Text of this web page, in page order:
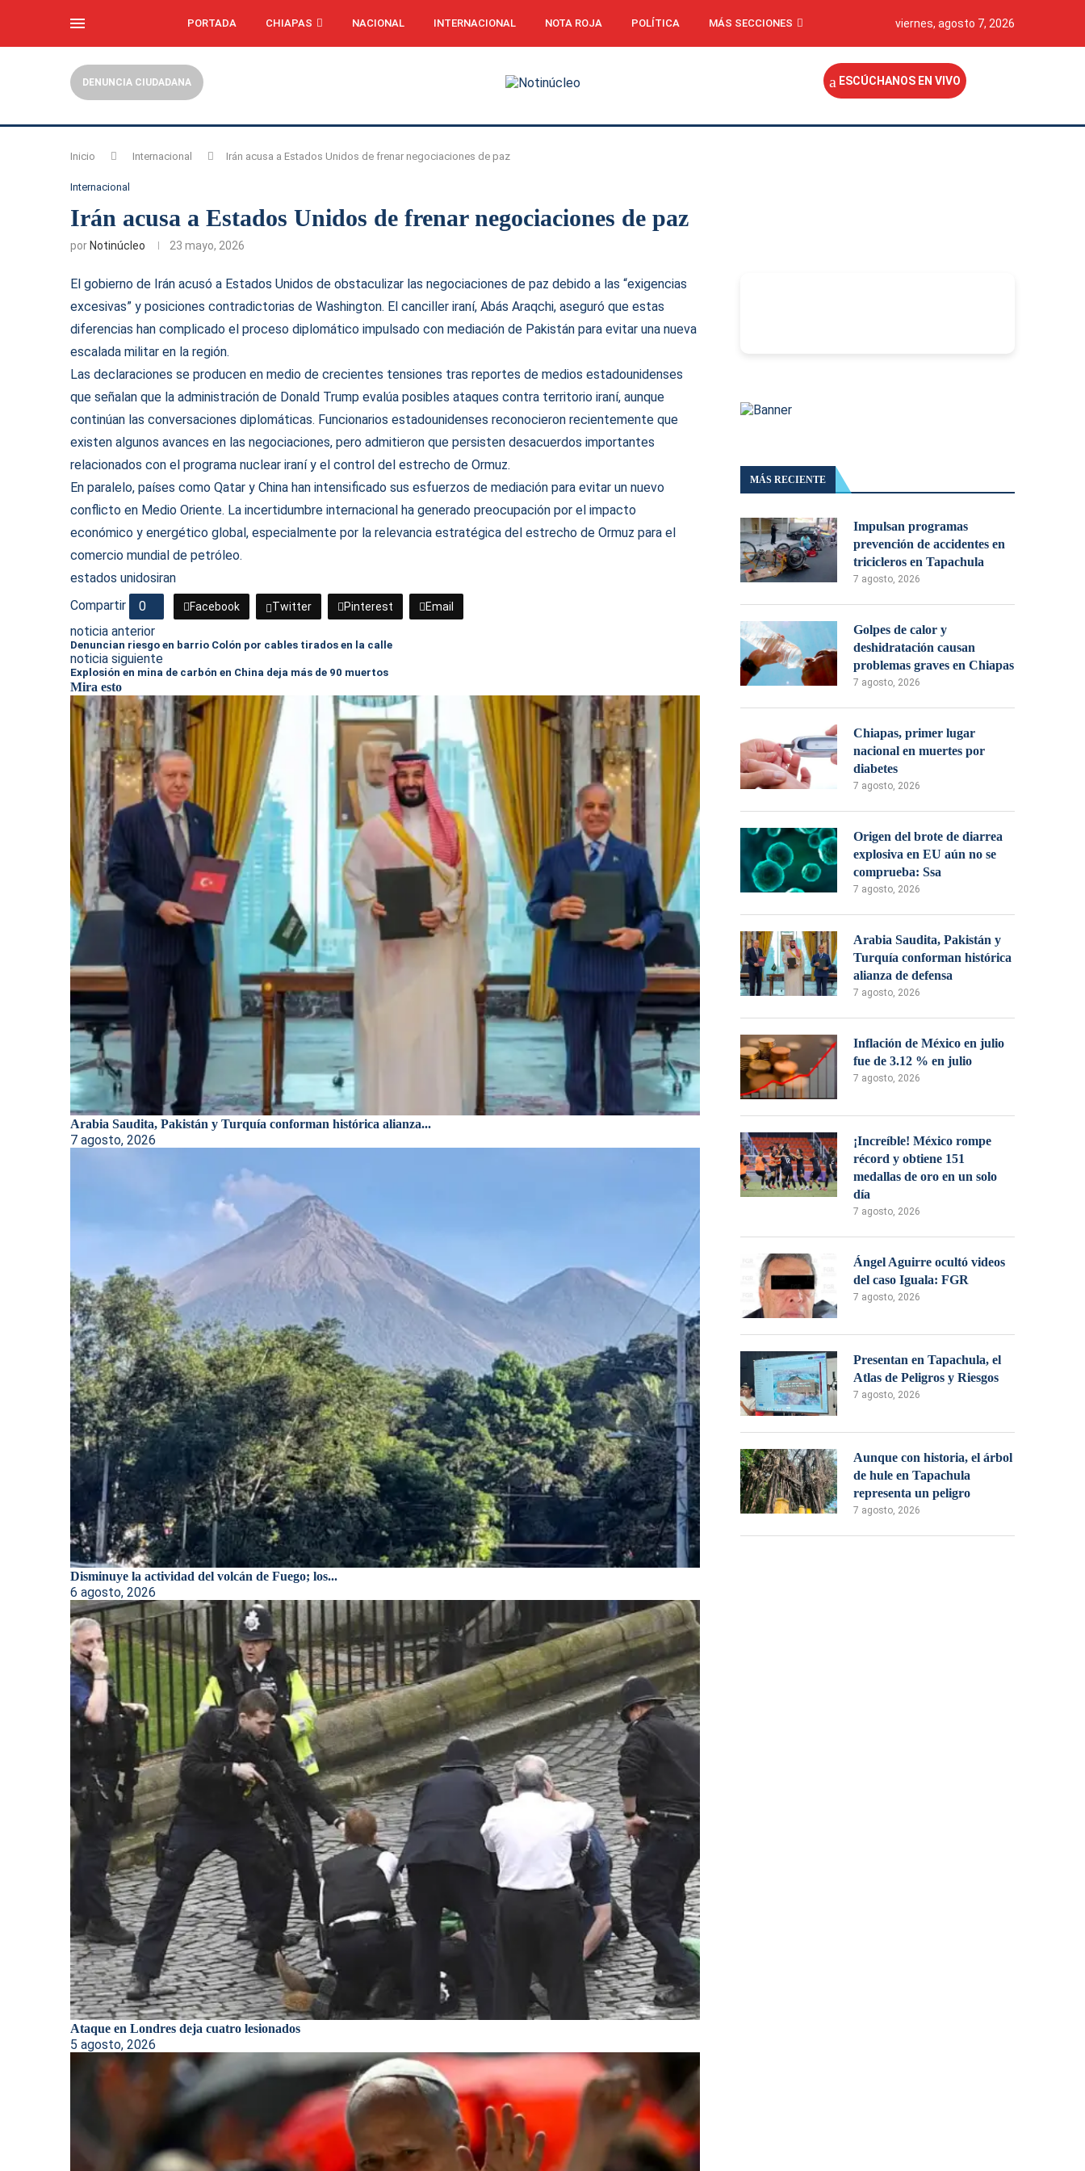
PORTADA CHIAPAS NACIONAL INTERNACIONAL NOTA ROJA POLÍTICA MÁS SECCIONES viernes, agosto 7, 2026
DENUNCIA CIUDADANA ESCÚCHANOS EN VIVO
Inicio Internacional Irán acusa a Estados Unidos de frenar negociaciones de paz
Internacional
Irán acusa a Estados Unidos de frenar negociaciones de paz
por Notinúcleo 23 mayo, 2026
El gobierno de Irán acusó a Estados Unidos de obstaculizar las negociaciones de paz debido a las “exigencias
excesivas” y posiciones contradictorias de Washington. El canciller iraní, Abás Araqchi, aseguró que estas
diferencias han complicado el proceso diplomático impulsado con mediación de Pakistán para evitar una nueva
escalada militar en la región.
Las declaraciones se producen en medio de crecientes tensiones tras reportes de medios estadounidenses
que señalan que la administración de Donald Trump evalúa posibles ataques contra territorio iraní, aunque
continúan las conversaciones diplomáticas. Funcionarios estadounidenses reconocieron recientemente que
existen algunos avances en las negociaciones, pero admitieron que persisten desacuerdos importantes
relacionados con el programa nuclear iraní y el control del estrecho de Ormuz.
En paralelo, países como Qatar y China han intensificado sus esfuerzos de mediación para evitar un nuevo
conflicto en Medio Oriente. La incertidumbre internacional ha generado preocupación por el impacto
económico y energético global, especialmente por la relevancia estratégica del estrecho de Ormuz para el
comercio mundial de petróleo.
estados unidosiran
Compartir
0 Facebook Twitter Pinterest Email
noticia anterior
Denuncian riesgo en barrio Colón por cables tirados en la calle
noticia siguiente
Explosión en mina de carbón en China deja más de 90 muertos
Mira esto
Arabia Saudita, Pakistán y Turquía conforman histórica alianza...
7 agosto, 2026
Disminuye la actividad del volcán de Fuego; los...
6 agosto, 2026
Ataque en Londres deja cuatro lesionados
5 agosto, 2026
MÁS RECIENTE
Impulsan programas
prevención de accidentes en
tricicleros en Tapachula
7 agosto, 2026
Golpes de calor y
deshidratación causan
problemas graves en Chiapas
7 agosto, 2026
Chiapas, primer lugar
nacional en muertes por
diabetes
7 agosto, 2026
Origen del brote de diarrea
explosiva en EU aún no se
comprueba: Ssa
7 agosto, 2026
Arabia Saudita, Pakistán y
Turquía conforman histórica
alianza de defensa
7 agosto, 2026
Inflación de México en julio
fue de 3.12 % en julio
7 agosto, 2026
¡Increíble! México rompe
récord y obtiene 151
medallas de oro en un solo
día
7 agosto, 2026
Ángel Aguirre ocultó videos
del caso Iguala: FGR
7 agosto, 2026
Presentan en Tapachula, el
Atlas de Peligros y Riesgos
7 agosto, 2026
Aunque con historia, el árbol
de hule en Tapachula
representa un peligro
7 agosto, 2026